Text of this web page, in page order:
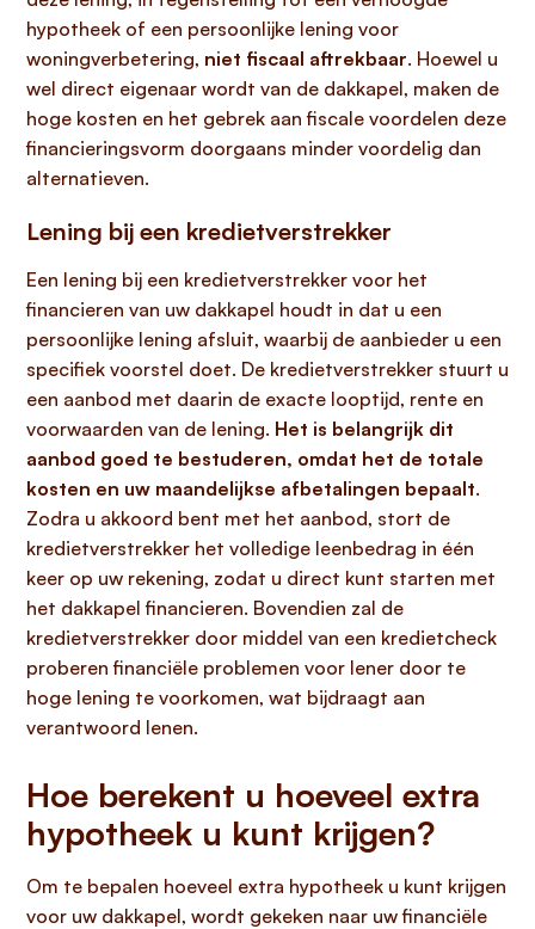
hypotheek of een persoonlijke lening voor
woningverbetering, niet fiscaal aftrekbaar. Hoewel u
wel direct eigenaar wordt van de dakkapel, maken de
hoge kosten en het gebrek aan fiscale voordelen deze
financieringsvorm doorgaans minder voordelig dan
alternatieven.
Lening bij een kredietverstrekker
Een lening bij een kredietverstrekker voor het
financieren van uw dakkapel houdt in dat u een
persoonlijke lening afsluit, waarbij de aanbieder u een
specifiek voorstel doet. De kredietverstrekker stuurt u
een aanbod met daarin de exacte looptijd, rente en
voorwaarden van de lening. Het is belangrijk dit
aanbod goed te bestuderen, omdat het de totale
kosten en uw maandelijkse afbetalingen bepaalt.
Zodra u akkoord bent met het aanbod, stort de
kredietverstrekker het volledige leenbedrag in één
keer op uw rekening, zodat u direct kunt starten met
het dakkapel financieren. Bovendien zal de
kredietverstrekker door middel van een kredietcheck
proberen financiële problemen voor lener door te
hoge lening te voorkomen, wat bijdraagt aan
verantwoord lenen.
Hoe berekent u hoeveel extra
hypotheek u kunt krijgen?
Om te bepalen hoeveel extra hypotheek u kunt krijgen
voor uw dakkapel, wordt gekeken naar uw financiële